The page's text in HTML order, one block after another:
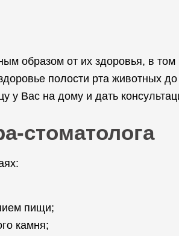
образом от их здоровья, в
полости рта животных
Вас на дому и дать
стоматолога
пищи;
камня;